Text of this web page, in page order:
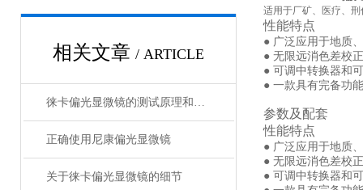
相关文章 / ARTICLE
徕卡偏光显微镜的测试原理和维护事项
正确使用尼康偏光显微镜
关于徕卡偏光显微镜的细节
适用于厂矿、医疗、
性能特点
● 广泛应用于地质
● 无限远消色差校
● 可调中转换器和
● 一款具有完备功
参数及配套
性能特点
● 广泛应用于地质
● 无限远消色差校
● 可调中转换器和